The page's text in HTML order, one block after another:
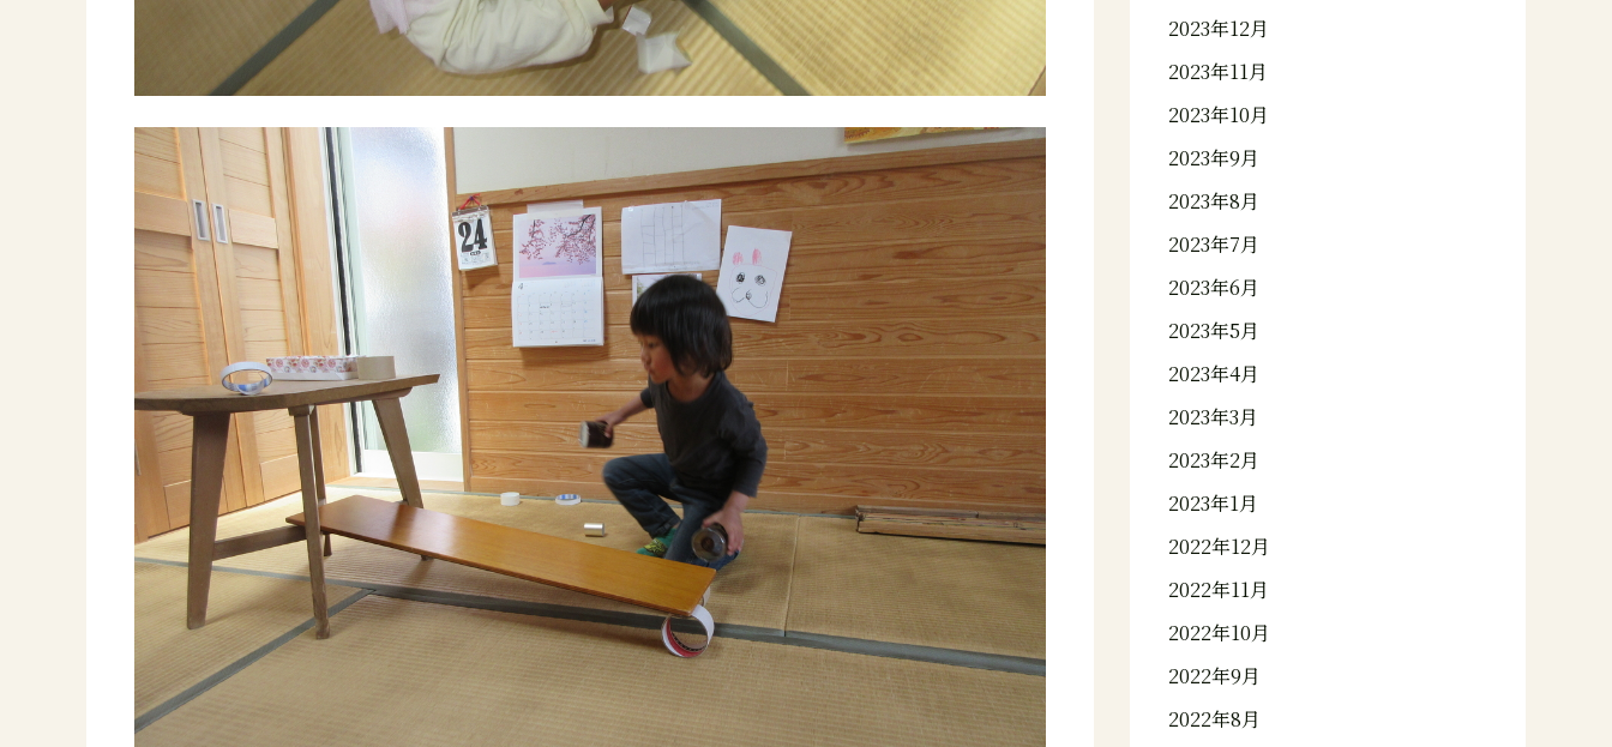
2023年12月
2023年11月
2023年10月
2023年9月
2023年8月
2023年7月
2023年6月
2023年5月
2023年4月
2023年3月
2023年2月
2023年1月
2022年12月
2022年11月
2022年10月
2022年9月
2022年8月